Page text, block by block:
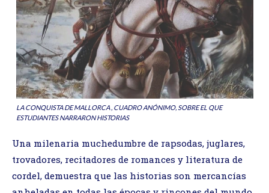
LA CONQUISTA DE MALLORCA , CUADRO ANÓNIMO, SOBRE EL QUE
ESTUDIANTES NARRARON HISTORIAS
Una milenaria muchedumbre de rapsodas, juglares,
trovadores, recitadores de romances y literatura de
cordel, demuestra que las historias son mercancías